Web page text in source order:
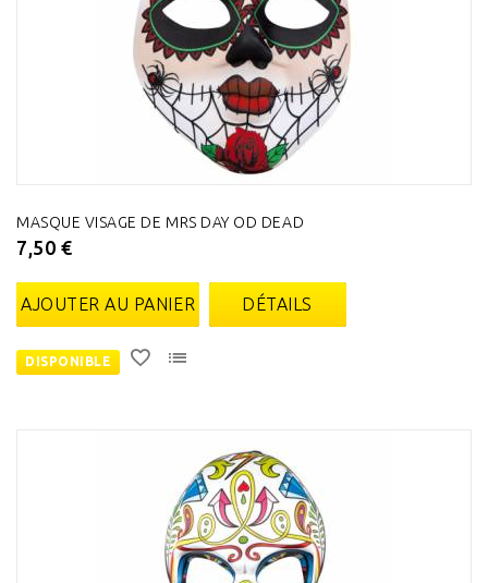
MASQUE VISAGE DE MRS DAY OD DEAD
7,50 €
AJOUTER AU PANIER DÉTAILS
DISPONIBLE